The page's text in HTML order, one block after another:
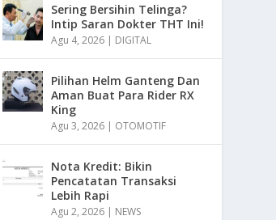
Sering Bersihin Telinga?
Intip Saran Dokter THT Ini!
Agu 4, 2026 | DIGITAL
Pilihan Helm Ganteng Dan
Aman Buat Para Rider RX
King
Agu 3, 2026 | OTOMOTIF
Nota Kredit: Bikin
Pencatatan Transaksi
Lebih Rapi
Agu 2, 2026 | NEWS